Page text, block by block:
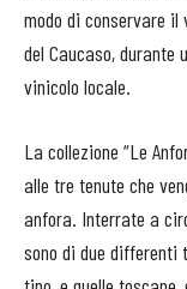
modo di conservare il
del Caucaso, durante
vinicolo locale.
La collezione “Le
alle tre tenute che
anfora. Interrate a
sono di due differenti